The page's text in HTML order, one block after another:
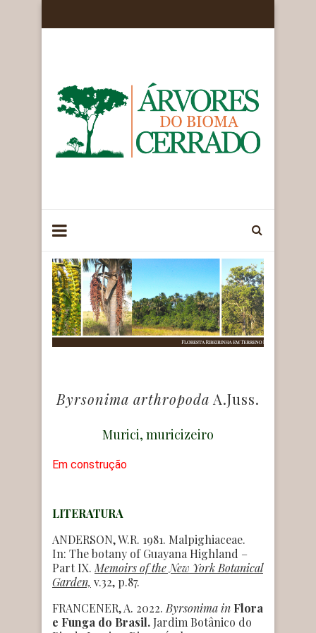
Byrsonima arthropoda A.Juss.
Murici, muricizeiro
Em construção
LITERATURA
ANDERSON, W.R. 1981. Malpighiaceae.
In: The botany of Guayana Highland –
Part IX. Memoirs of the New York Botanical
Garden, v.32, p.87.
FRANCENER, A. 2022. Byrsonimain Flora
e Funga do Brasil. Jardim Botânico do